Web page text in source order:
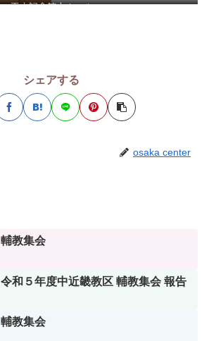
玉水記念館大ホール
シェアする
osaka center
輔教集会
令和５年度中近畿教区 輔教集会 報告
輔教集会